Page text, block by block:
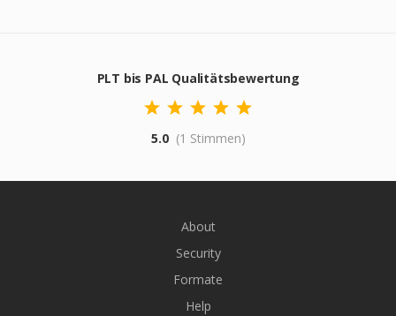
PLT bis PAL Qualitätsbewertung
5.0 (1 Stimmen)
About
Security
Formate
Help